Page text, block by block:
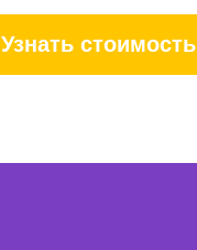
Узнать стоимость